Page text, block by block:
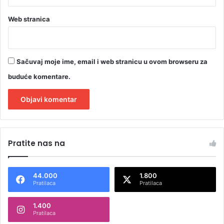
Web stranica
Sačuvaj moje ime, email i web stranicu u ovom browseru za
buduće komentare.
t
n
t
Pratite nas na
44.000
Pratilaca
1.800
Pratilaca
1.400
Pratilaca